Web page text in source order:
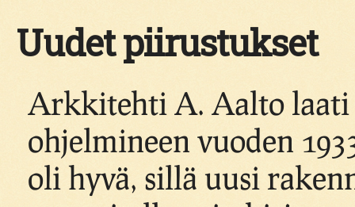
Uudet piirustukset
Arkkitehti A. Aalto laati
ohjelmineen vuoden
oli hyvä, sillä uusi